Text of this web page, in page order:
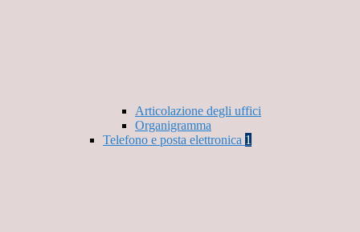
Articolazione degli uffici
Organigramma
Telefono e posta elettronica 1